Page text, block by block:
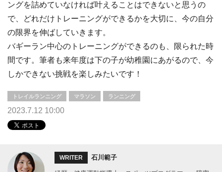
ングを詰めていなければ叶えることはできないと思うの
で、どれだけトレーニングができるかを大切に、今の自分
の限界を伸ばしていきます。
バギーラン中心のトレーニングができるのも、限られた時
間です。筆者も来年度は下の子が幼稚園にあがるので、今
しかできない挑戦を楽しみたいです！
トレイルランニング マラソン ランニング
2023.7.12 10:00
WRITER 石川範子